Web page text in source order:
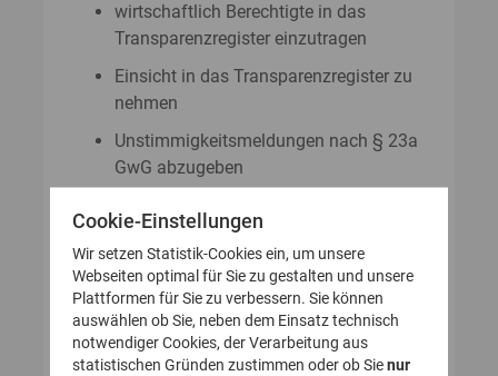
wirtschaftlich Berechtigte in das
Transparenzregister einzutragen
Einsicht in das Transparenzregister zu
nehmen
Unstimmigkeitsmeldungen nach § 23a
GwG abzugeben
GwG zu stellen
So legen Sie Ihr Nutzerkonto für
das Transparenzregister an
Cookie-Einstellungen
Wir setzen Statistik-Cookies ein, um unsere
Webseiten optimal für Sie zu gestalten und unsere
Plattformen für Sie zu verbessern. Sie können
auswählen ob Sie, neben dem Einsatz technisch
notwendiger Cookies, der Verarbeitung aus
statistischen Gründen zustimmen oder ob Sienur